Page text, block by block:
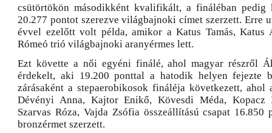
csütörtökön másodikként kvalifikált, a fináléban pedig
20.277 pontot szerezve világbajnoki címet szerzett. Erre
évvel ezelőtt volt példa, amikor a Katus Tamás, Katus
Rómeó trió világbajnoki aranyérmes lett.
Ezt követte a női egyéni finálé, ahol magyar részről
érdekelt, aki 19.200 ponttal a hatodik helyen fejezte
zárásaként a stepaerobikosok fináléja következett, ahol
Dévényi Anna, Kajtor Enikő, Kövesdi Méda, Kopacz
Szarvas Róza, Vajda Zsófia összeállítású csapat
bronzérmet szerzett.